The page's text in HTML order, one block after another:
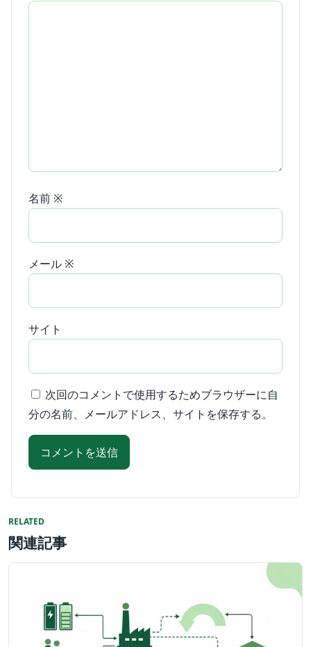
名前 ※
メール ※
サイト
次回のコメントで使用するためブラウザーに自
分の名前、メールアドレス、サイトを保存する。
RELATED
関連記事